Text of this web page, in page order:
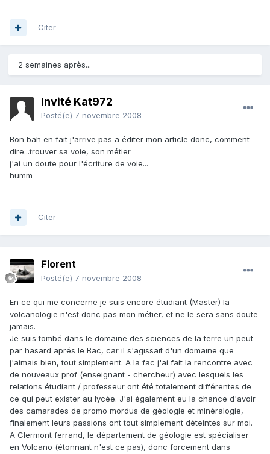
Citer
2 semaines après...
Invité Kat972
Posté(e) 7 novembre 2008
Bon bah en fait j'arrive pas a éditer mon article donc, comment
dire...trouver sa voie, son métier
j'ai un doute pour l'écriture de voie...
humm
Citer
₣lorent
Posté(e) 7 novembre 2008
En ce qui me concerne je suis encore étudiant (Master) la
volcanologie n'est donc pas mon métier, et ne le sera sans doute
jamais.
Je suis tombé dans le domaine des sciences de la terre un peut
par hasard aprés le Bac, car il s'agissait d'un domaine que
j'aimais bien, tout simplement. A la fac j'ai fait la rencontre avec
de nouveaux prof (enseignant - chercheur) avec lesquels les
relations étudiant / professeur ont été totalement différentes de
ce qui peut exister au lycée. J'ai également eu la chance d'avoir
des camarades de promo mordus de géologie et minéralogie,
finalement leurs passions ont tout simplement déteintes sur moi.
A Clermont ferrand, le département de géologie est spécialiser
en Volcano (étonnant n'est ce pas), donc forcement dans